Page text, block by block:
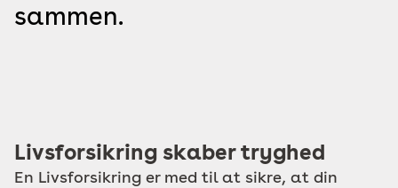
sammen.
Livsforsikring skaber tryghed
En Livsforsikring er med til at sikre, at din